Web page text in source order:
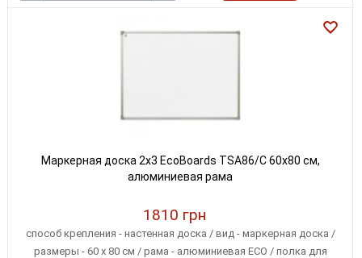
Маркерная доска 2x3 EcoBoards TSA86/C 60х80 см,
алюминиевая рама
1810 грн
способ крепления - настенная доска / вид - маркерная доска /
размеры - 60 х 80 см / рама - алюминиевая ECO / полка для